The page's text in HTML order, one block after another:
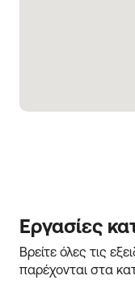
Εργασίες
Βρείτε όλες τις
παρέχονται στα